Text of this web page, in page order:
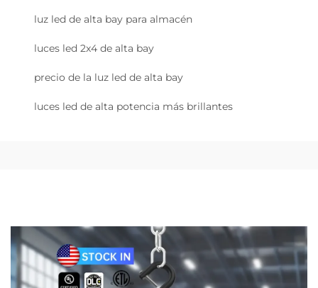
luz led de alta bay para almacén
luces led 2x4 de alta bay
precio de la luz led de alta bay
luces led de alta potencia más brillantes